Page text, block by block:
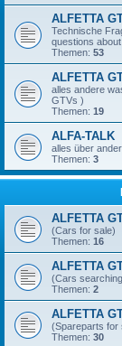
ALFETTA
Technische
questions
Themen: 53
ALFETTA
alles andere
GTVs )
Themen: 19
ALFA-TALK
alles über
Themen: 3
ALFETTA
(Cars for sale)
Themen: 16
ALFETTA
(Cars
Themen: 2
ALFETTA
(Spareparts for
Themen: 30